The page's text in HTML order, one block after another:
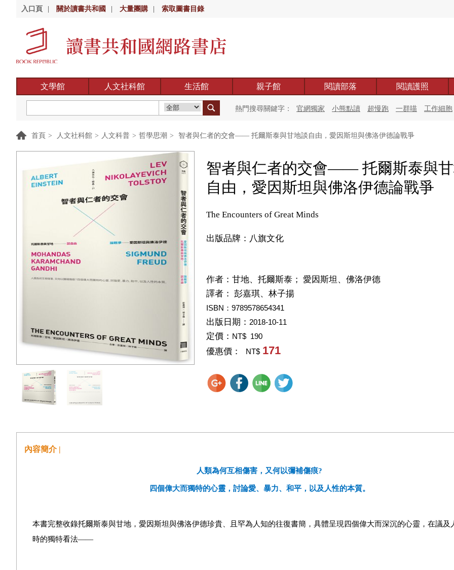
入口頁 關於讀書共和國 大量團購 索取圖書目錄
文學館 人文社科館 生活館 親子館 閱讀部落 閱讀護照
熱門搜尋關鍵字： 官網獨家 小熊點讀 超慢跑 一群喵 工作細胞
首頁 > 人文社科館 > 人文科普 > 哲學思潮 > 智者與仁者的交會—— 托爾斯泰與甘地談自由，愛因斯坦與佛洛伊德論戰爭
智者與仁者的交會—— 托爾斯泰與
自由，愛因斯坦與佛洛伊德論戰爭
The Encounters of Great Minds
出版品牌：八旗文化
作者： 甘地、托爾斯泰； 愛因斯坦、佛洛伊德
譯者： 彭嘉琪、林子揚
ISBN：9789578654341
出版日期： 2018-10-11
定價： NT$ 190
優惠價： NT$ 171
內容簡介 |
人類為何互相傷害，又何以彌補傷痕?
四個偉大而獨特的心靈，討論愛、暴力、和平，以及人性的本質。
本書完整收錄托爾斯泰與甘地，愛因斯坦與佛洛伊德珍貴、且罕為人知的往復書簡，具體呈現四個偉大而深沉的心靈，在議及
時的獨特看法——